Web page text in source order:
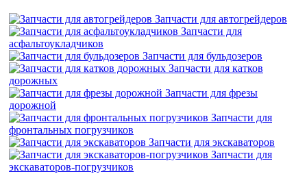
Запчасти для автогрейдеров
Запчасти для
асфальтоукладчиков
Запчасти для бульдозеров
Запчасти для катков
дорожных
Запчасти для фрезы
дорожной
Запчасти для
фронтальных погрузчиков
Запчасти для экскаваторов
Запчасти для
экскаваторов-погрузчиков